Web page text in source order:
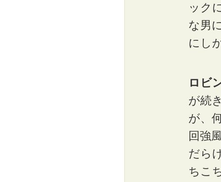
ック
な男
にし
ロビ
が続
が、
回強
だら
ちこ